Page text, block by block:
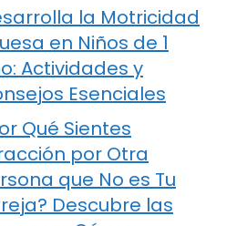
la Motricidad
en Niños de 1
Actividades y
Esenciales
Qué Sientes
por Otra
que No es Tu
Descubre las